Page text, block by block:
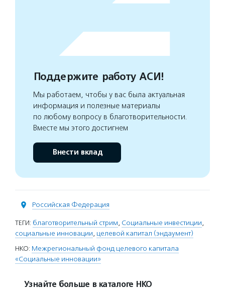
Поддержите работу АСИ!
Мы работаем, чтобы у вас была актуальная
информация и полезные материалы
по любому вопросу в благотворительности.
Вместе мы этого достигнем
Внести вклад
Российская Федерация
ТЕГИ: благотворительный стрим, Социальные инвестиции,
социальные инновации, целевой капитал (эндаумент)
НКО: Межрегиональный фонд целевого капитала
«Социальные инновации»
Узнайте больше в каталоге НКО